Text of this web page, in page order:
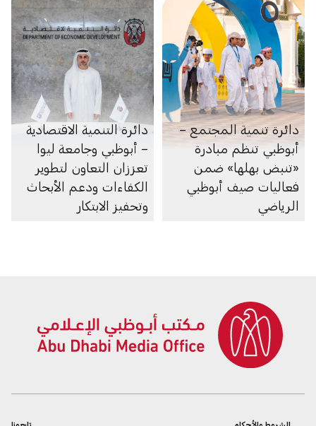
دائرة تنمية المجتمع –
أبوظبي تنظم مبادرة
«تنبض بهلها» ضمن
فعاليات صيف أبوظبي
الرياضي
دائرة التنمية الاقتصادية
– أبوظبي وجامعة ليوا
تعززان التعاون لتطوير
الكفاءات ودعم الأبحاث
وتحفيز الابتكار